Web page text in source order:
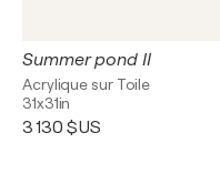
Summer pond II
Acrylique sur Toile
31x31in
3 130 $US